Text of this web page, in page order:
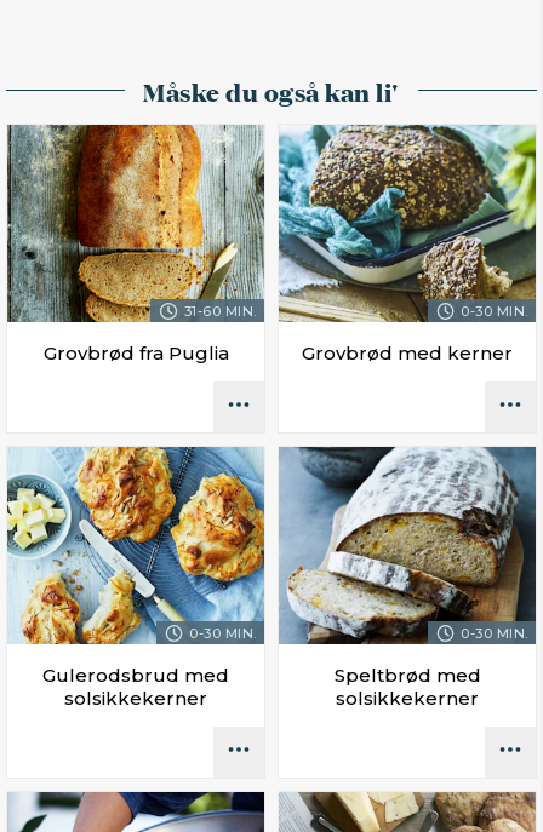
Måske du også kan li'
31-60 MIN.
Grovbrød fra Puglia
0-30 MIN.
Grovbrød med kerner
0-30 MIN.
Gulerodsbrud med
solsikkekerner
0-30 MIN.
Speltbrød med
solsikkekerner